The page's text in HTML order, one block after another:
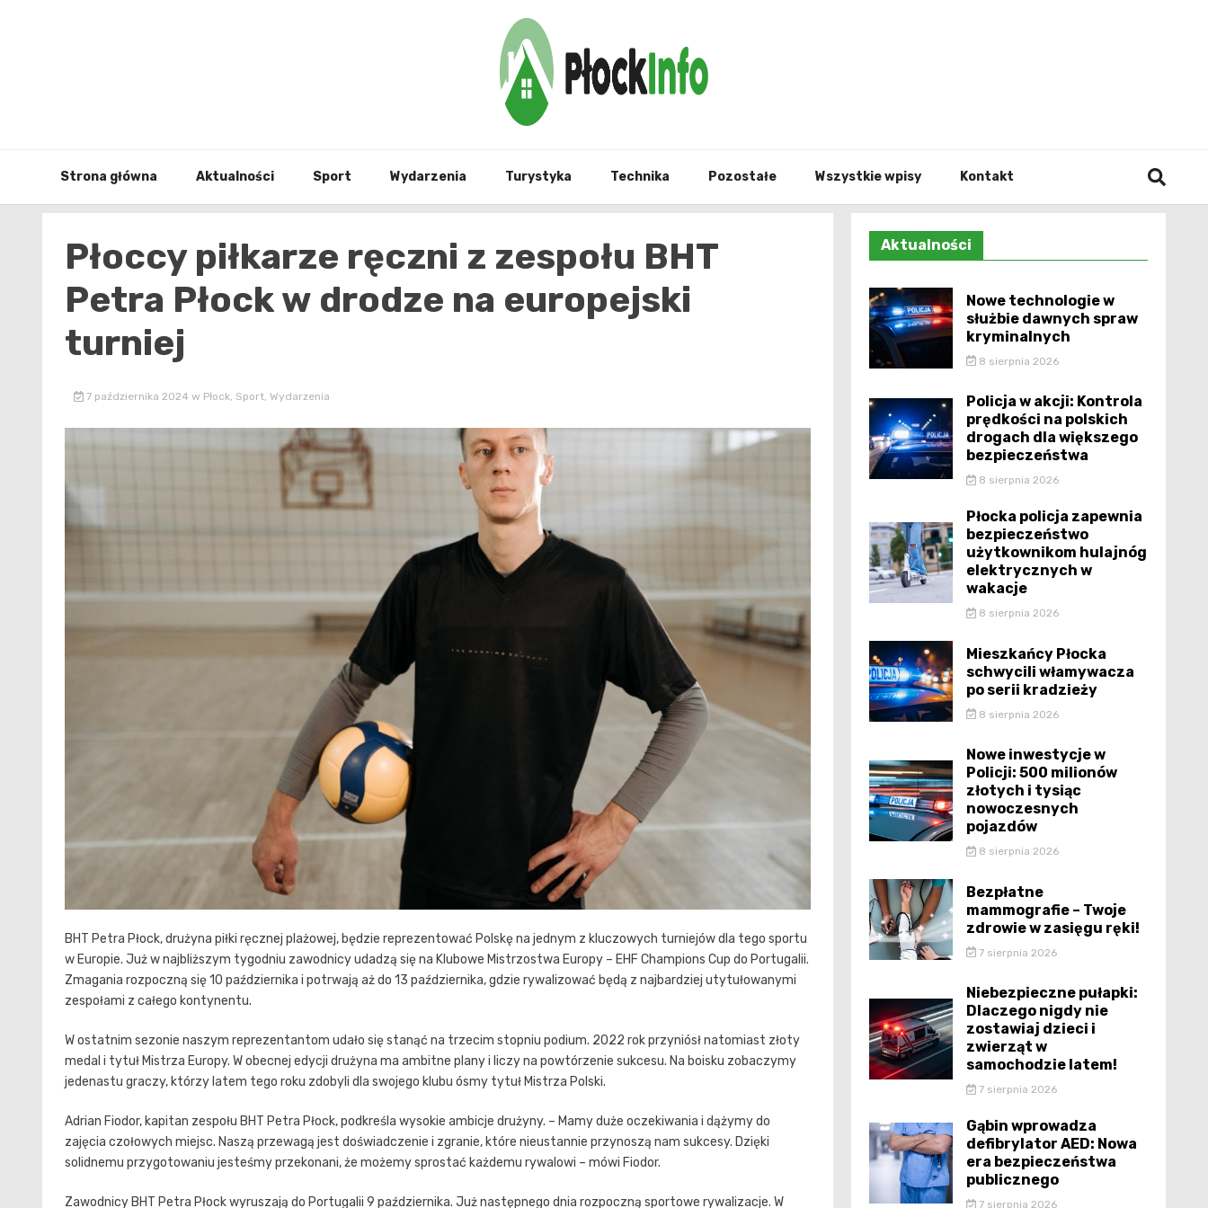
Strona główna Aktualności Sport Wydarzenia Turystyka Technika Pozostałe Wszystkie wpisy Kontakt
Płoccy piłkarze ręczni z zespołu BHT
Petra Płock w drodze na europejski
turniej
7 października 2024 w Płock, Sport, Wydarzenia
BHT Petra Płock, drużyna piłki ręcznej plażowej, będzie reprezentować Polskę na jednym z kluczowych turniejów dla tego sportu
w Europie. Już w najbliższym tygodniu zawodnicy udadzą się na Klubowe Mistrzostwa Europy – EHF Champions Cup do Portugalii.
Zmagania rozpoczną się 10 października i potrwają aż do 13 października, gdzie rywalizować będą z najbardziej utytułowanymi
zespołami z całego kontynentu.
W ostatnim sezonie naszym reprezentantom udało się stanąć na trzecim stopniu podium. 2022 rok przyniósł natomiast złoty
medal i tytuł Mistrza Europy. W obecnej edycji drużyna ma ambitne plany i liczy na powtórzenie sukcesu. Na boisku zobaczymy
jedenastu graczy, którzy latem tego roku zdobyli dla swojego klubu ósmy tytuł Mistrza Polski.
Adrian Fiodor, kapitan zespołu BHT Petra Płock, podkreśla wysokie ambicje drużyny. – Mamy duże oczekiwania i dążymy do
zajęcia czołowych miejsc. Naszą przewagą jest doświadczenie i zgranie, które nieustannie przynoszą nam sukcesy. Dzięki
solidnemu przygotowaniu jesteśmy przekonani, że możemy sprostać każdemu rywalowi – mówi Fiodor.
Zawodnicy BHT Petra Płock wyruszają do Portugalii 9 października. Już następnego dnia rozpoczną sportowe rywalizacje. W
Aktualności
Nowe technologie w
służbie dawnych spraw
kryminalnych
8 sierpnia 2026
Policja w akcji: Kontrola
prędkości na polskich
drogach dla większego
bezpieczeństwa
8 sierpnia 2026
Płocka policja zapewnia
bezpieczeństwo
użytkownikom hulajnóg
elektrycznych w
wakacje
8 sierpnia 2026
Mieszkańcy Płocka
schwycili włamywacza
po serii kradzieży
8 sierpnia 2026
Nowe inwestycje w
Policji: 500 milionów
złotych i tysiąc
nowoczesnych
pojazdów
8 sierpnia 2026
Bezpłatne
mammografie – Twoje
zdrowie w zasięgu ręki!
7 sierpnia 2026
Niebezpieczne pułapki:
Dlaczego nigdy nie
zostawiaj dzieci i
zwierząt w
samochodzie latem!
7 sierpnia 2026
Gąbin wprowadza
defibrylator AED: Nowa
era bezpieczeństwa
publicznego
7 sierpnia 2026